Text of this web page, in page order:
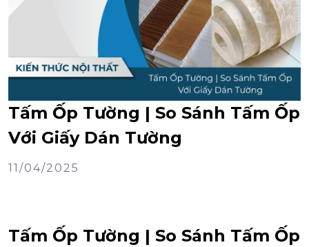
Tấm Ốp Tường | So Sánh Tấm Ốp
Với Giấy Dán Tường
11/04/2025
Tấm Ốp Tường | So Sánh Tấm Ốp